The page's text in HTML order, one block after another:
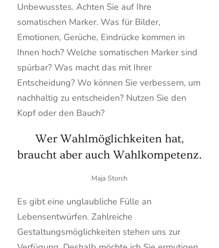
Unbewusstes. Achten Sie auf Ihre
somatischen Marker. Was für Bilder,
Emotionen, Gerüche, Eindrücke kommen in
Ihnen hoch? Welche somatischen Marker sind
spürbar? Was macht das mit Ihrer
Entscheidung? Wo können Sie verbessern, um
nachhaltig zu entscheiden? Nutzen Sie den
Kopf oder den Bauch?
Wer Wahlmöglichkeiten hat,
braucht aber auch Wahlkompetenz.
Maja Storch
Es gibt eine unglaubliche Fülle an
Lebensentwürfen. Zahlreiche
Gestaltungsmöglichkeiten stehen uns zur